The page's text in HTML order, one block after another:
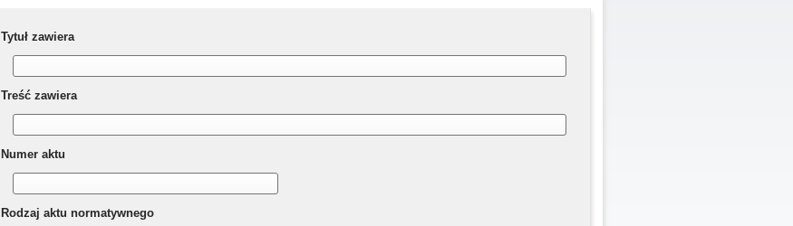
Tytuł zawiera
Treść zawiera
Numer aktu
Rodzaj aktu normatywnego